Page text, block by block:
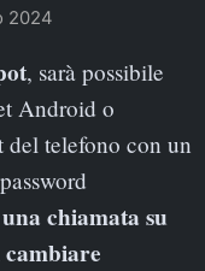
2024
, sarà possibile
Android o
del telefono con un
chiamata su
cambiare